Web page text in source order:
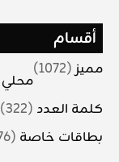
أقسام
مميز(1072)
محلي
كلمة العدد (322)
بطاقات خاصة (176)